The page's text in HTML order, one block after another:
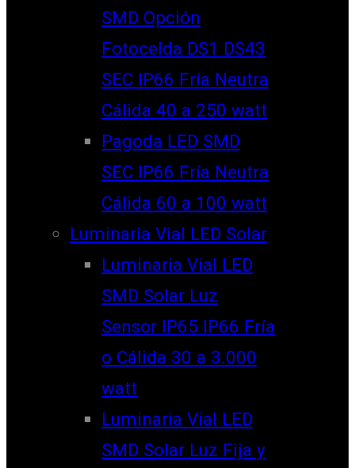
SMD Opción
Fotocelda DS1 DS43
SEC IP66 Fría Neutra
Cálida 40 a 250 watt
Pagoda LED SMD
SEC IP66 Fría Neutra
Cálida 60 a 100 watt
Luminaria Vial LED Solar
Luminaria Vial LED
SMD Solar Luz
Sensor IP65 IP66 Fría
o Cálida 30 a 3.000
watt
Luminaria Vial LED
SMD Solar Luz Fija y